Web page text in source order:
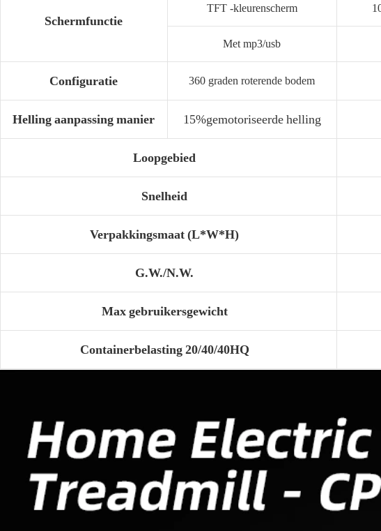
Schermfunctie
TFT -kleurenscherm
Met mp3/usb
Configuratie 360 graden roterende bodem
Helling aanpassing manier 15%gemotoriseerde helling
Loopgebied
Snelheid
Verpakkingsmaat (L*W*H)
G.W./N.W.
Max gebruikersgewicht
Containerbelasting 20/40/40HQ